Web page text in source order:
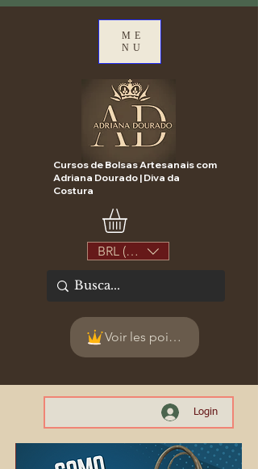
ME
NU
Cursos de Bolsas Artesanais com
Adriana Dourado | Diva da
Costura
BRL (R$)
Voir les points
Login